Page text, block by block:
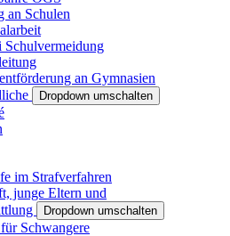
an Schulen
an Gymnasien
Dropdown umschalten
im Strafverfahren
junge Eltern und
Dropdown umschalten
Schwangere